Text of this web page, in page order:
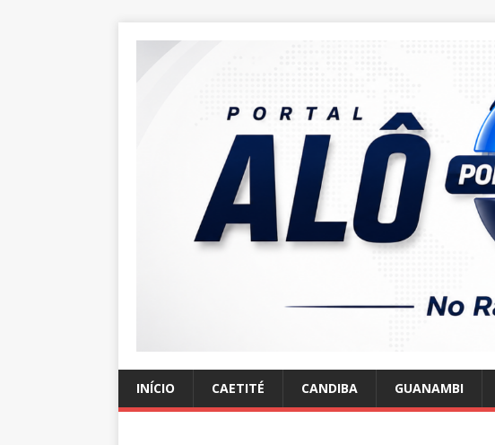
INÍCIO CAETITÉ CANDIBA GUANAMBI